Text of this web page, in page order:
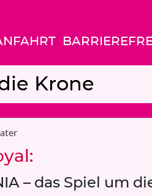
Krone
– das Spiel um